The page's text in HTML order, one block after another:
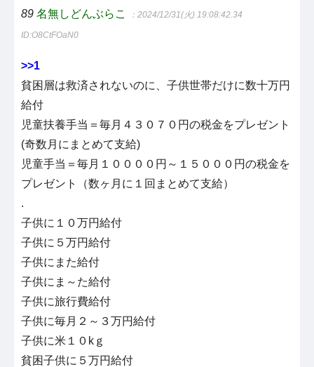
89 名無しどんぶらこ ：2024/12/31(火) 19:08:42.34
ID:O8CtFOaN0
>>1
貧困層は救済されないのに、子供世帯だけに数十万円
給付
児童扶養手当＝毎月４３０７０円の税金をプレゼント
(奇数月にまとめて支給)
児童手当＝毎月１００００円～１５０００円の税金を
プレゼント（数ヶ月に１回まとめて支給）
.
子供に１０万円給付
子供に５万円給付
子供にまた給付
子供にま～た給付
子供に旅行費給付
子供に毎月２～３万円給付
子供に米１０kｇ
貧困子供に５万円給付